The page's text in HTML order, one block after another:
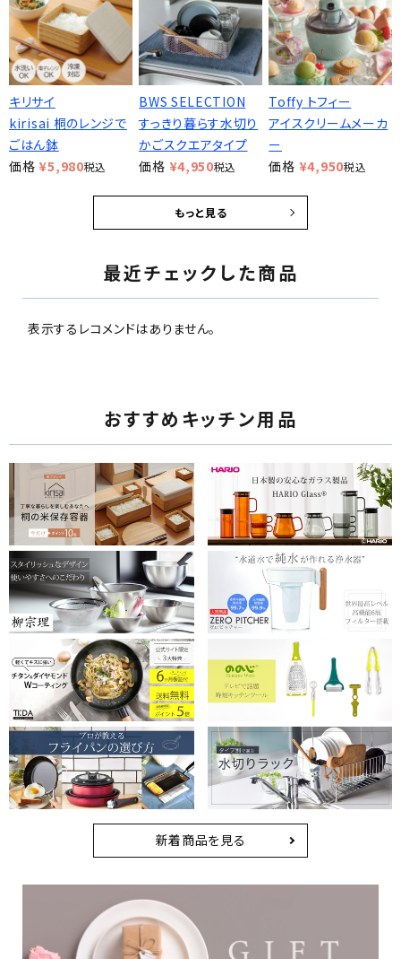
キリサイ
kirisai 桐のレンジで
ごはん鉢
価格 ¥5,980税込
BWS SELECTION
すっきり暮らす水切り
かごスクエアタイプ
価格 ¥4,950税込
Toffy トフィー
アイスクリームメーカ
ー
価格 ¥4,950税込
もっと見る
最近チェックした商品
表示するレコメンドはありません。
おすすめキッチン用品
新着商品を見る